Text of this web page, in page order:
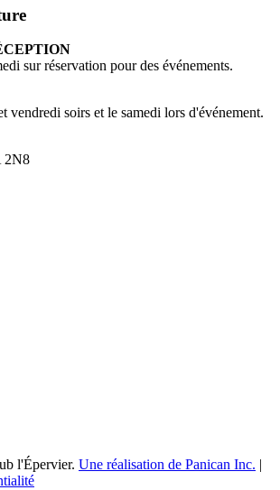
sur réservation pour des événements.
vendredi soirs et le samedi lors d'événement.
2N8
l'Épervier. Une réalisation de Panican Inc. |